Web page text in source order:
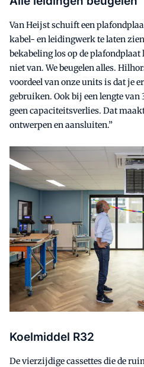
Van Heijst schuift een
kabel- en leidingwerk te laten
bekabeling los op de
niet van. We beugelen alles.
voordeel van onze units is dat je
gebruiken. Ook bij een lengte van
geen capaciteitsverlies. Dat
ontwerpen en aansluiten.”
Koelmiddel R32
De vierzijdige cassettes die de